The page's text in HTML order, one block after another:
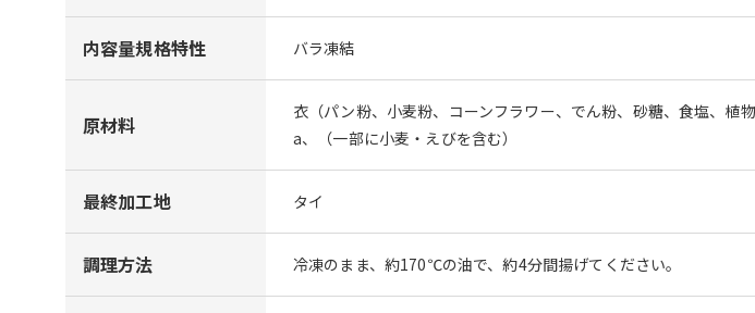
内容量規格特性 バラ凍結
原材料
衣（パン粉、小麦粉、コーンフラワー、でん粉、砂糖、食塩、植
a、（一部に小麦・えびを含む）
最終加工地 タイ
調理方法 冷凍のまま、約170℃の油で、約4分間揚げてください。